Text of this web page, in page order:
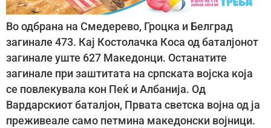
Во одбрана на Смедерево, Гроцка и Белград
загинале 473. Кај Костолачка Коса од баталјонот
загинале уште 627 Македонци. Останатите
загинале при заштитата на српската војска која
се повлекувала кон Пеќ и Албанија. Од
Вардарскиот баталјон, Првата светска војна од ја
преживеале само петмина македонски војници.